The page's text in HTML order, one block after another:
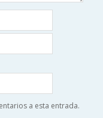
a esta entrada.